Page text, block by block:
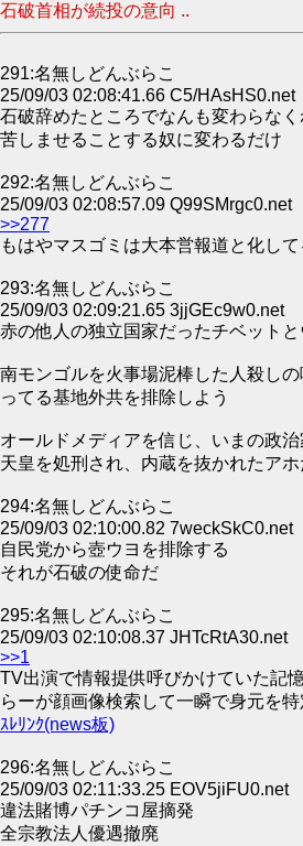
石破首相が続投の意向 ..
291:名無しどんぶらこ
25/09/03 02:08:41.66 C5/HAsHS0.net
石破辞めたところでなんも変わらな
苦しませることする奴に変わるだけ
292:名無しどんぶらこ
25/09/03 02:08:57.09 Q99SMrgc0.net
>>277
もはやマスゴミは大本営報道と化して
293:名無しどんぶらこ
25/09/03 02:09:21.65 3jjGEc9w0.net
赤の他人の独立国家だったチベットと
南モンゴルを火事場泥棒した人殺し
ってる基地外共を排除しよう
オールドメディアを信じ、いまの政
天皇を処刑され、内蔵を抜かれたアホ
294:名無しどんぶらこ
25/09/03 02:10:00.82 7weckSkC0.net
自民党から壺ウヨを排除する
それが石破の使命だ
295:名無しどんぶらこ
25/09/03 02:10:08.37 JHTcRtA30.net
>>1
TV出演で情報提供呼びかけていた記
らーが顔画像検索して一瞬で身元を特
ｽﾚﾘﾝｸ(news板)
296:名無しどんぶらこ
25/09/03 02:11:33.25 EOV5jiFU0.net
違法賭博パチンコ屋摘発
全宗教法人優遇撤廃